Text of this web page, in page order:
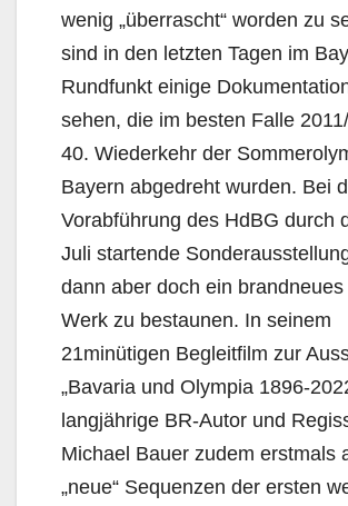
wenig „überrascht“ worden zu
sind in den letzten Tagen im
Rundfunkt einige
sehen, die im besten Falle
40. Wiederkehr der
Bayern abgedreht wurden. Bei
Vorabführung des HdBG durch
Juli startende
dann aber doch ein
Werk zu bestaunen. In seinem
21minütigen Begleitfilm zur
„Bavaria und Olympia 1896-
langjährige BR-Autor und
Michael Bauer zudem erstmals
„neue“ Sequenzen der ersten